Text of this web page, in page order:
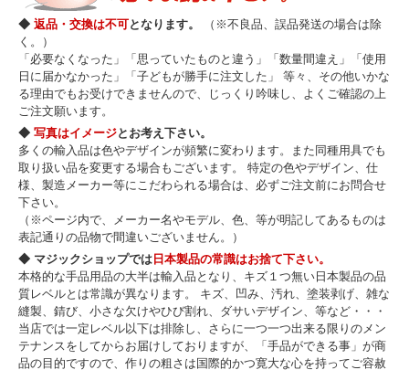
◆ 返品・交換は不可となります。
（※不良品、誤品発送の場合は除
く。）
「必要なくなった」「思っていたものと違う」「数量間違え」「使用
日に届かなかった」「子どもが勝手に注文した」 等々、その他いかな
る理由でもお受けできませんので、じっくり吟味し、よくご確認の上
ご注文願います。
◆ 写真はイメージとお考え下さい。
多くの輸入品は色やデザインが頻繁に変わります。また同種用具でも
取り扱い品を変更する場合もございます。 特定の色やデザイン、仕
様、製造メーカー等にこだわられる場合は、必ずご注文前にお問合せ
下さい。
（※ページ内で、メーカー名やモデル、色、等が明記してあるものは
表記通りの品物で間違いございません。）
◆ マジックショップでは 日本製品の常識はお捨て下さい。
本格的な手品用品の大半は輸入品となり、キズ１つ無い日本製品の品
質レベルとは常識が異なります。 キズ、凹み、汚れ、塗装剥げ、雑な
縫製、錆び、小さな欠けやひび割れ、ダサいデザイン、等など・・・
当店では一定レベル以下は排除し、さらに一つ一つ出来る限りのメン
テナンスをしてからお届けしておりますが、「手品ができる事」が商
品の目的ですので、作りの粗さは国際的かつ寛大な心を持ってご容赦